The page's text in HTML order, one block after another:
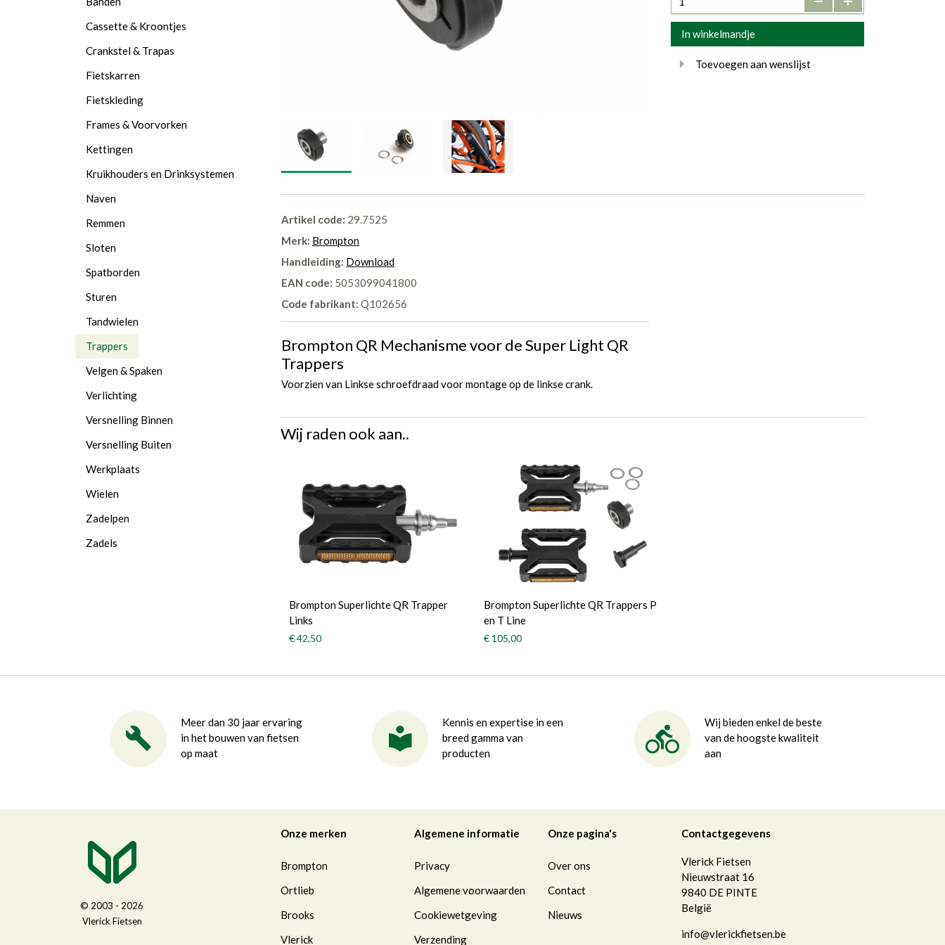
In winkelmandje
Toevoegen aan wenslijst
Artikel code: 29.7525
Merk: Brompton
Handleiding: Download
EAN code: 5053099041800
Code fabrikant: Q102656
Brompton QR Mechanisme voor de Super Light QR
Trappers
Voorzien van Linkse schroefdraad voor montage op de linkse crank.
Wij raden ook aan..
Brompton Superlichte QR Trapper
Links
€ 42,50
Brompton Superlichte QR Trappers P
en T Line
€ 105,00
Cassette & Kroontjes
Crankstel & Trapas
Fietskarren
Fietskleding
Frames & Voorvorken
Kettingen
Kruikhouders en Drinksystemen
Naven
Remmen
Sloten
Spatborden
Sturen
Tandwielen
Trappers
Velgen & Spaken
Verlichting
Versnelling Binnen
Versnelling Buiten
Werkplaats
Wielen
Zadelpen
Zadels
Meer dan 30 jaar ervaring
in het bouwen van fietsen
op maat
Kennis en expertise in een
breed gamma van
producten
Wij bieden enkel de beste
van de hoogste kwaliteit
aan
© 2003 - 2026
Vlerick Fietsen
Onze merken
Brompton
Ortlieb
Brooks
Vlerick
Algemene informatie
Privacy
Algemene voorwaarden
Cookiewetgeving
Verzending
Onze pagina's
Over ons
Contact
Nieuws
Contactgegevens
Vlerick Fietsen
Nieuwstraat 16
9840 DE PINTE
België
info@vlerickfietsen.be